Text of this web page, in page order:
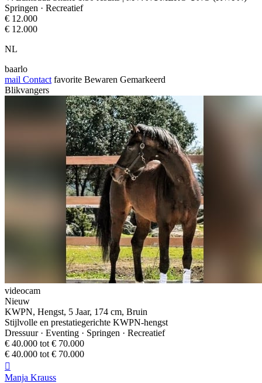
Springen · Recreatief
€ 12.000
€ 12.000
NL
baarlo
mail Contact favorite Bewaren Gemarkeerd
Blikvangers
videocam
Nieuw
KWPN, Hengst, 5 Jaar, 174 cm, Bruin
Stijlvolle en prestatiegerichte KWPN-hengst
Dressuur · Eventing · Springen · Recreatief
€ 40.000 tot € 70.000
€ 40.000 tot € 70.000

Manja Krauss